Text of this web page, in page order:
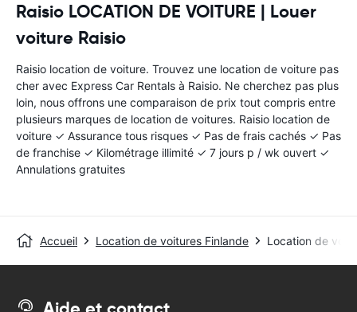
Raisio LOCATION DE VOITURE | Louer
voiture Raisio
Raisio location de voiture. Trouvez une location de voiture pas
cher avec Express Car Rentals à Raisio. Ne cherchez pas plus
loin, nous offrons une comparaison de prix tout compris entre
plusieurs marques de location de voitures. Raisio location de
voiture ✓ Assurance tous risques ✓ Pas de frais cachés ✓ Pas
de franchise ✓ Kilométrage illimité ✓ 7 jours p / wk ouvert ✓
Annulations gratuites
Accueil Location de voitures Finlande Location de